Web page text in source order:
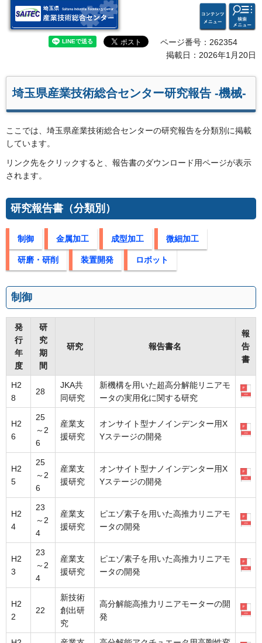
埼玉県 産業技術総合セン
コンテ
ンツメ
ニュー
検索・
共通メ
ニュー
ページ番号：262354
掲載日：2026年1月20日
埼玉県産業技術総合センター研究報告 -機械-
ここでは、埼玉県産業技術総合センターの研究報告を分類別に掲載
しています。
リンク先をクリックすると、報告書のダウンロード用ページが表示
されます。
研究報告書（分類別）
制御 金属加工 成型加工 微細加工
研磨・研削 装置開発 ロボット
制御
発
行
年
度
研
究
期
間
研究 報告書名
報
告
書
H2
8
28
JKA共
同研究
新機構を用いた超高分解能リニアモ
ータの実用化に関する研究
H2
6
25
～2
6
産業支
援研究
オンサイト型ナノインデンター用X
Yステージの開発
H2
5
25
～2
6
産業支
援研究
オンサイト型ナノインデンター用X
Yステージの開発
H2
4
23
～2
4
産業支
援研究
ピエゾ素子を用いた高推力リニアモ
ータの開発
H2
3
23
～2
4
産業支
援研究
ピエゾ素子を用いた高推力リニアモ
ータの開発
H2
2
22
新技術
創出研
究
高分解能高推力リニアモーターの開
発